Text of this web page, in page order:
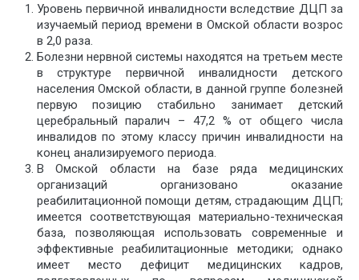
Уровень первичной инвалидности вследствие ДЦП за
изучаемый период времени в Омской области возрос
в 2,0 раза.
Болезни нервной системы находятся на третьем месте
в структуре первичной инвалидности детского
населения Омской области, в данной группе болезней
первую позицию стабильно занимает детский
церебральный паралич – 47,2 % от общего числа
инвалидов по этому классу причин инвалидности на
конец анализируемого периода.
В Омской области на базе ряда медицинских
организаций организовано оказание
реабилитационной помощи детям, страдающим ДЦП;
имеется соответствующая материально-техническая
база, позволяющая использовать современные и
эффективные реабилитационные методики; однако
имеет место дефицит медицинских кадров,